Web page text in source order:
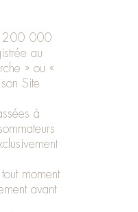
200 000
au
» ou «
Site
à
moment
avant